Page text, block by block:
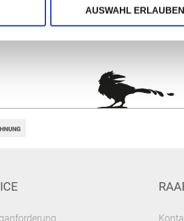
AUSWAHL ERLAUBEN